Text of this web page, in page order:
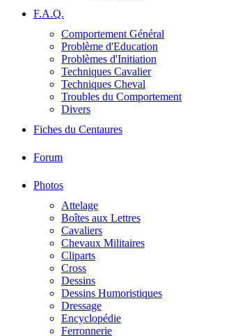
F.A.Q.
Comportement Général
Problème d'Education
Problèmes d'Initiation
Techniques Cavalier
Techniques Cheval
Troubles du Comportement
Divers
Fiches du Centaures
Forum
Photos
Attelage
Boîtes aux Lettres
Cavaliers
Chevaux Militaires
Cliparts
Cross
Dessins
Dessins Humoristiques
Dressage
Encyclopédie
Ferronnerie